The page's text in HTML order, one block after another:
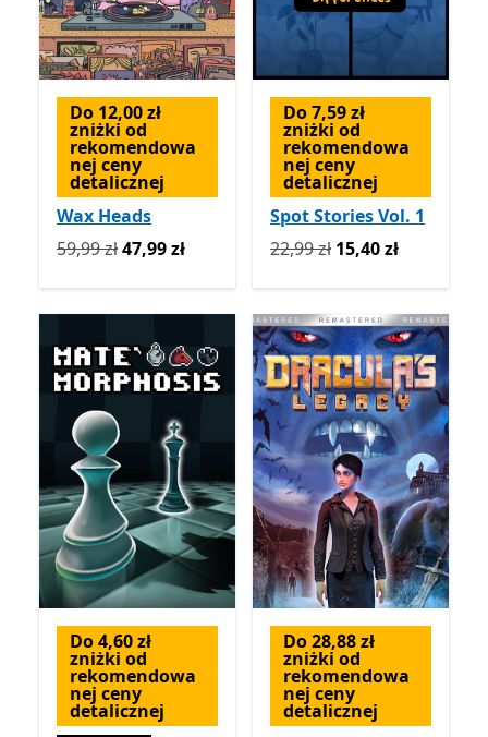
Do 12,00 zł
zniżki od
rekomendowa
nej ceny
detalicznej
Wax Heads
Pierwotnie 59,99 zł teraz 47,99 zł
59,99 zł47,99 zł
Do 7,59 zł
zniżki od
rekomendowa
nej ceny
detalicznej
Spot Stories Vol. 1
Pierwotnie 22,99 zł teraz
22,99 zł 15,40 zł
Do 4,60 zł
zniżki od
rekomendowa
nej ceny
detalicznej
Do 28,88 zł
zniżki od
rekomendowa
nej ceny
detalicznej